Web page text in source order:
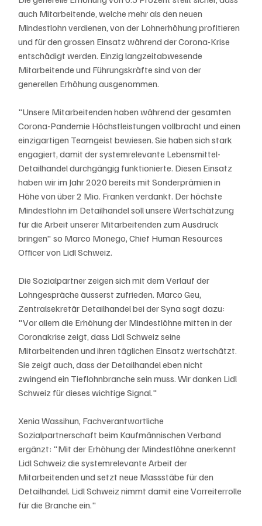
auch Mitarbeitende, welche mehr als den neuen
Mindestlohn verdienen, von der Lohnerhöhung profitieren
und für den grossen Einsatz während der Corona-Krise
entschädigt werden. Einzig langzeitabwesende
Mitarbeitende und Führungskräfte sind von der
generellen Erhöhung ausgenommen.
"Unsere Mitarbeitenden haben während der gesamten
Corona-Pandemie Höchstleistungen vollbracht und einen
einzigartigen Teamgeist bewiesen. Sie haben sich stark
engagiert, damit der systemrelevante Lebensmittel-
Detailhandel durchgängig funktionierte. Diesen Einsatz
haben wir im Jahr 2020 bereits mit Sonderprämien in
Höhe von über 2 Mio. Franken verdankt. Der höchste
Mindestlohn im Detailhandel soll unsere Wertschätzung
für die Arbeit unserer Mitarbeitenden zum Ausdruck
bringen" so Marco Monego, Chief Human Resources
Officer von Lidl Schweiz.
Die Sozialpartner zeigen sich mit dem Verlauf der
Lohngespräche äusserst zufrieden. Marco Geu,
Zentralsekretär Detailhandel bei der Syna sagt dazu:
"Vor allem die Erhöhung der Mindestlöhne mitten in der
Coronakrise zeigt, dass Lidl Schweiz seine
Mitarbeitenden und ihren täglichen Einsatz wertschätzt.
Sie zeigt auch, dass der Detailhandel eben nicht
zwingend ein Tieflohnbranche sein muss. Wir danken Lidl
Schweiz für dieses wichtige Signal."
Xenia Wassihun, Fachverantwortliche
Sozialpartnerschaft beim Kaufmännischen Verband
ergänzt: "Mit der Erhöhung der Mindestlöhne anerkennt
Lidl Schweiz die systemrelevante Arbeit der
Mitarbeitenden und setzt neue Massstäbe für den
Detailhandel. Lidl Schweiz nimmt damit eine Vorreiterrolle
für die Branche ein."